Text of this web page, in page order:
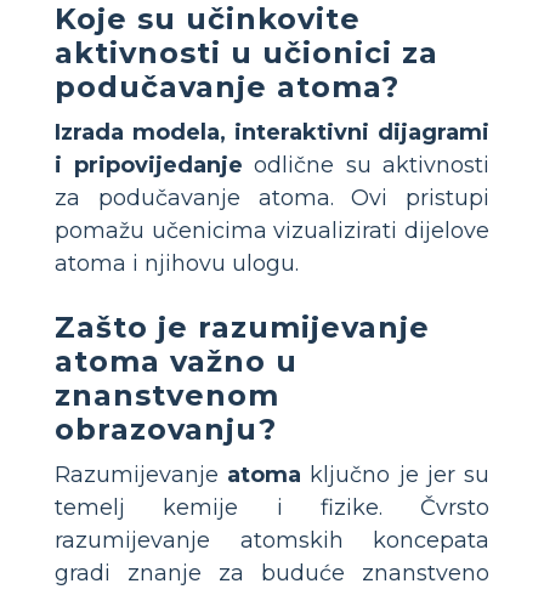
Koje su učinkovite
aktivnosti u učionici za
podučavanje atoma?
Izrada modela, interaktivni dijagrami
i pripovijedanje odlične su aktivnosti
za podučavanje atoma. Ovi pristupi
pomažu učenicima vizualizirati dijelove
atoma i njihovu ulogu.
Zašto je razumijevanje
atoma važno u
znanstvenom
obrazovanju?
Razumijevanje atoma ključno je jer su
temelj kemije i fizike. Čvrsto
razumijevanje atomskih koncepata
gradi znanje za buduće znanstveno